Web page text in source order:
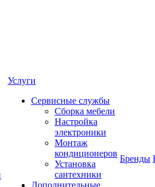
Услуги
Сервисные службы
Сборка мебели
Настройка
электроники
Монтаж
кондиционеров
Установка
сантехники
Дополнительные
Бренды